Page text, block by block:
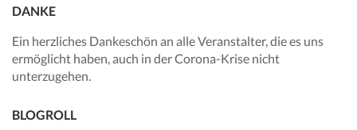
DANKE
Ein herzliches Dankeschön an alle Veranstalter, die es uns
ermöglicht haben, auch in der Corona-Krise nicht
unterzugehen.
BLOGROLL